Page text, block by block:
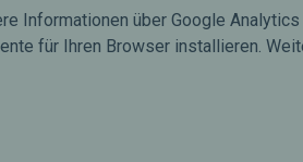
Informationen über Google
für Ihren Browser installieren.